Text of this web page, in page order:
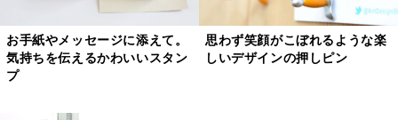
お手紙やメッセージに添えて。
気持ちを伝えるかわいいスタン
プ
思わず笑顔がこぼれるような楽
しいデザインの押しピン